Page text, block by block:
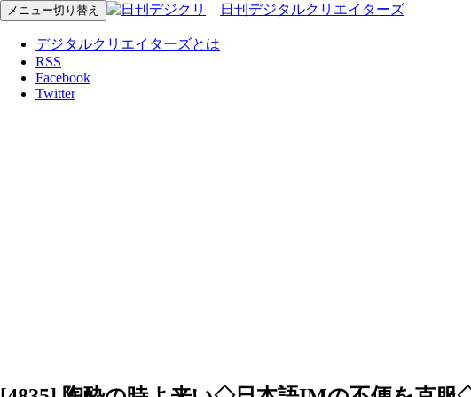
メニュー切り替え 日刊デジタルクリエイターズ
デジタルクリエイターズとは
RSS
Facebook
Twitter